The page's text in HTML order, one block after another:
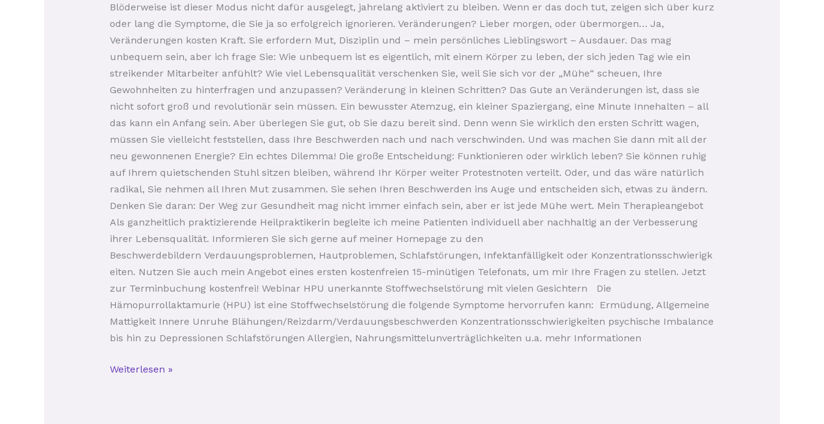
Blöderweise ist dieser Modus nicht dafür ausgelegt, jahrelang aktiviert zu bleiben. Wenn er das doch tut, zeigen sich über kurz
oder lang die Symptome, die Sie ja so erfolgreich ignorieren. Veränderungen? Lieber morgen, oder übermorgen… Ja,
Veränderungen kosten Kraft. Sie erfordern Mut, Disziplin und – mein persönliches Lieblingswort – Ausdauer. Das mag
unbequem sein, aber ich frage Sie: Wie unbequem ist es eigentlich, mit einem Körper zu leben, der sich jeden Tag wie ein
streikender Mitarbeiter anfühlt? Wie viel Lebensqualität verschenken Sie, weil Sie sich vor der „Mühe“ scheuen, Ihre
Gewohnheiten zu hinterfragen und anzupassen? Veränderung in kleinen Schritten? Das Gute an Veränderungen ist, dass sie
nicht sofort groß und revolutionär sein müssen. Ein bewusster Atemzug, ein kleiner Spaziergang, eine Minute Innehalten – all
das kann ein Anfang sein. Aber überlegen Sie gut, ob Sie dazu bereit sind. Denn wenn Sie wirklich den ersten Schritt wagen,
müssen Sie vielleicht feststellen, dass Ihre Beschwerden nach und nach verschwinden. Und was machen Sie dann mit all der
neu gewonnenen Energie? Ein echtes Dilemma! Die große Entscheidung: Funktionieren oder wirklich leben? Sie können ruhig
auf Ihrem quietschenden Stuhl sitzen bleiben, während Ihr Körper weiter Protestnoten verteilt. Oder, und das wäre natürlich
radikal, Sie nehmen all Ihren Mut zusammen. Sie sehen Ihren Beschwerden ins Auge und entscheiden sich, etwas zu ändern.
Denken Sie daran: Der Weg zur Gesundheit mag nicht immer einfach sein, aber er ist jede Mühe wert. Mein Therapieangebot
Als ganzheitlich praktizierende Heilpraktikerin begleite ich meine Patienten individuell aber nachhaltig an der Verbesserung
ihrer Lebensqualität. Informieren Sie sich gerne auf meiner Homepage zu den
Beschwerdebildern Verdauungsproblemen, Hautproblemen, Schlafstörungen, Infektanfälligkeit oder Konzentrationsschwierigk
eiten. Nutzen Sie auch mein Angebot eines ersten kostenfreien 15-minütigen Telefonats, um mir Ihre Fragen zu stellen. Jetzt
zur Terminbuchung kostenfrei! Webinar HPU unerkannte Stoffwechselstörung mit vielen Gesichtern Die
Hämopurrollaktamurie (HPU) ist eine Stoffwechselstörung die folgende Symptome hervorrufen kann: Ermüdung, Allgemeine
Mattigkeit Innere Unruhe Blähungen/Reizdarm/Verdauungsbeschwerden Konzentrationsschwierigkeiten psychische Imbalance
bis hin zu Depressionen Schlafstörungen Allergien, Nahrungsmittelunverträglichkeiten u.a. mehr Informationen
Weiterlesen »